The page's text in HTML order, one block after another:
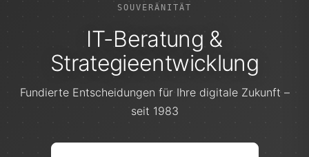
SOUVERÄNITÄT
IT-Beratung &
Strategieentwicklung
Fundierte Entscheidungen für Ihre digitale Zukunft –
seit 1983